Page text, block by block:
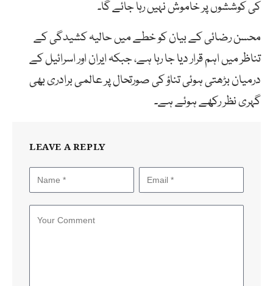
کی کوششوں پر خاموش نہیں رہا جائے گا۔
محسن رضائی کے بیان کو خطے میں حالیہ کشیدگی کے
تناظر میں اہم قرار دیا جا رہا ہے، جبکہ ایران اور اسرائیل کے
درمیان بڑھتی ہوئی تناؤ کی صورتحال پر عالمی برادری بھی
گہری نظر رکھے ہوئے ہے۔
LEAVE A REPLY